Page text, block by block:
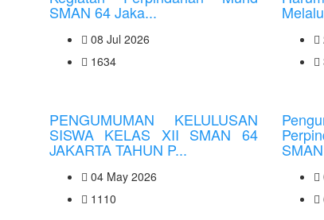
SMAN 64 Jaka...
08 Jul 2026
1634
PENGUMUMAN KELULUSAN
SISWA KELAS XII SMAN 64
JAKARTA TAHUN P...
04 May 2026
1110